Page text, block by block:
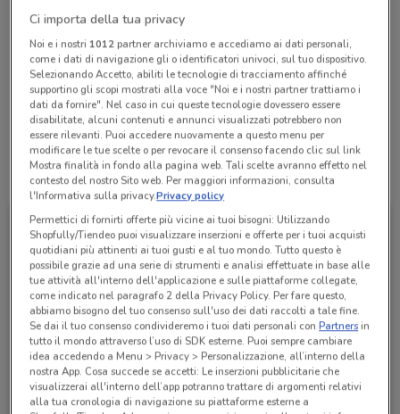
Chiama il negozio
Lunedì n.d.
Martedì n.d.
Mercoledì n.d.
Giovedì n.d.
Venerdì n.d.
Sabato n.d.
Domenica n.d.
0296731168
Tutte le promozioni di questo negozio
Ferplast
Ci importa della tua privacy
Noi e i nostri 1012partner archiviamo e accediamo ai dati personali,
come i dati di navigazione gli o identificatori univoci, sul tuo dispositivo.
Selezionando Accetto, abiliti le tecnologie di tracciamento affinché
supportino gli scopi mostrati alla voce "Noi e i nostri partner trattiamo i
dati da fornire". Nel caso in cui queste tecnologie dovessero essere
disabilitate, alcuni contenuti e annunci visualizzati potrebbero non
essere rilevanti. Puoi accedere nuovamente a questo menu per
modificare le tue scelte o per revocare il consenso facendo clic sul link
Mostra finalità in fondo alla pagina web. Tali scelte avranno effetto nel
contesto del nostro Sito web. Per maggiori informazioni, consulta
l'Informativa sulla privacy.Privacy policy
Permettici di fornirti offerte più vicine ai tuoi bisogni: Utilizzando
Shopfully/Tiendeo puoi visualizzare inserzioni e offerte per i tuoi acquisti
quotidiani più attinenti ai tuoi gusti e al tuo mondo. Tutto questo è
possibile grazie ad una serie di strumenti e analisi effettuate in base alle
tue attività all'interno dell'applicazione e sulle piattaforme collegate,
come indicato nel paragrafo 2 della Privacy Policy. Per fare questo,
abbiamo bisogno del tuo consenso sull'uso dei dati raccolti a tale fine.
Se dai il tuo consenso condivideremo i tuoi dati personali conPartnersin
tutto il mondo attraverso l’uso di SDK esterne. Puoi sempre cambiare
idea accedendo a Menu > Privacy > Personalizzazione, all’interno della
nostra App. Cosa succede se accetti: Le inserzioni pubblicitarie che
visualizzerai all'interno dell’app potranno trattare di argomenti relativi
alla tua cronologia di navigazione su piattaforme esterne a